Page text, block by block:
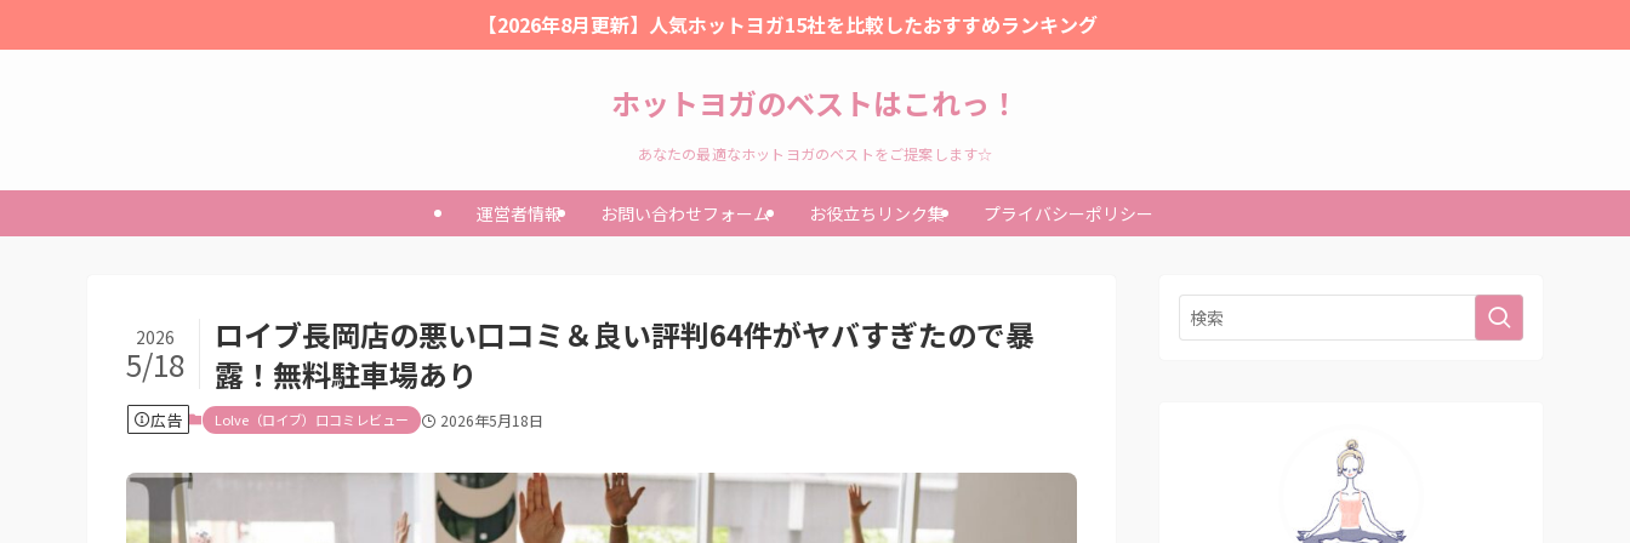
【2026年8月更新】人気ホットヨガ15社を比較したおすすめランキング
ホットヨガのベストはこれっ！
あなたの最適なホットヨガのベストをご提案します☆
運営者情報 お問い合わせフォーム お役立ちリンク集 プライバシーポリシー
ロイブ長岡店の悪い口コミ＆良い評判64件がヤバすぎたので暴
露！無料駐車場あり
2026
5/18
広告 Lolve（ロイブ）口コミレビュー 2026年5月18日